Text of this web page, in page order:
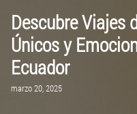
Descubre Viajes
Únicos y
Ecuador
marzo 20, 2025